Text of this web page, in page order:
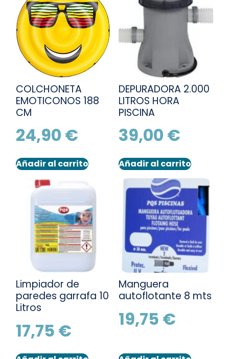
COLCHONETA
EMOTICONOS 188
CM
24,90 €
Añadir al carrito
DEPURADORA 2.000
LITROS HORA
PISCINA
39,00 €
Añadir al carrito
Limpiador de
paredes garrafa 10
Litros
17,75 €
Manguera
autoflotante 8 mts
19,75 €